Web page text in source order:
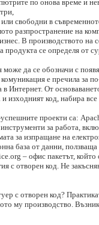
по онова време и
свободни в
разпространение на
В производството на
продукта се определя от
да се обозначи с
е пречила за
в Интернет. От
изходният код, набира
проекти са:
за работа,
за изпращане на
база от данни,
– офис пакетът, който
с отворен код. Не
с отворен код?
му производство.